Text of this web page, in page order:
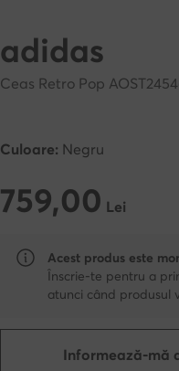
adidas
Ceas Retro Pop
Culoare: Negru
759,00 Lei
759,00 Lei
Acest produs este
Înscrie-te pentru a
atunci când produsul
Informează-mă